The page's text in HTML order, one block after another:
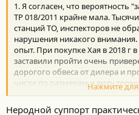
1. Я согласен, что вероятность
ТР 018/2011 крайне мала.
станций ТО, инспекторов не
нарушения никакого
опыт. При покупке Хая в 2018 г
заставили пройти очень
дорогого обвеса от дилера и
числе по размерам и виду
приборам, колёсным дискам и
соответствующего документа
Нажмите для
Неродной суппорт